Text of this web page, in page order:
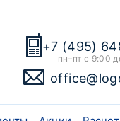
+7 (495)
пн–пт с 9:00